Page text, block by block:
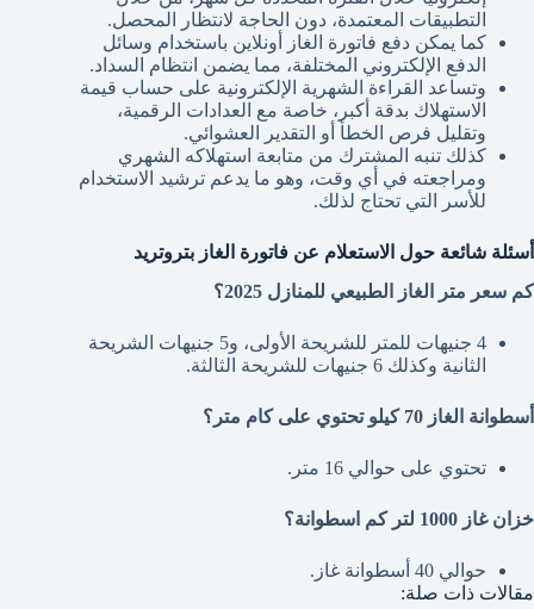
التطبيقات المعتمدة، دون الحاجة لانتظار المحصل.
كما يمكن دفع فاتورة الغاز أونلاين باستخدام وسائل
الدفع الإلكتروني المختلفة، مما يضمن انتظام السداد.
وتساعد القراءة الشهرية الإلكترونية على حساب قيمة
الاستهلاك بدقة أكبر، خاصة مع العدادات الرقمية،
وتقليل فرص الخطأ أو التقدير العشوائي.
كذلك تنبه المشترك من متابعة استهلاكه الشهري
ومراجعته في أي وقت، وهو ما يدعم ترشيد الاستخدام
للأسر التي تحتاج لذلك.
أسئلة شائعة حول الاستعلام عن فاتورة الغاز بتروتريد
كم سعر متر الغاز الطبيعي للمنازل 2025؟
4 جنيهات للمتر للشريحة الأولى، و5 جنيهات الشريحة
الثانية وكذلك 6 جنيهات للشريحة الثالثة.
أسطوانة الغاز 70 كيلو تحتوي على كام متر؟
تحتوي على حوالي 16 متر.
خزان غاز 1000 لتر كم اسطوانة؟
حوالي 40 أسطوانة غاز.
مقالات ذات صلة: